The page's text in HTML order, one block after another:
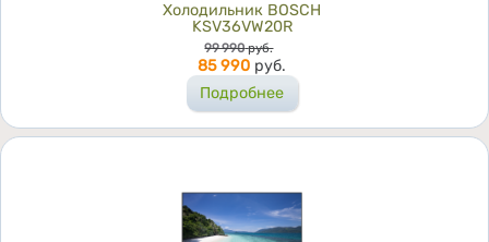
Холодильник BOSCH
KSV36VW20R
Цена
99 990 руб.
85 990 руб.
Подробнее